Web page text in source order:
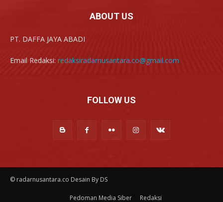
ABOUT US
PT. DAFFA JAYA ABADI
Email Redaksi: redaksiradarnusantara.co@gmail.com
FOLLOW US
© radarnusantara.co Desain By DS
Pedoman Media Siber Redaksi